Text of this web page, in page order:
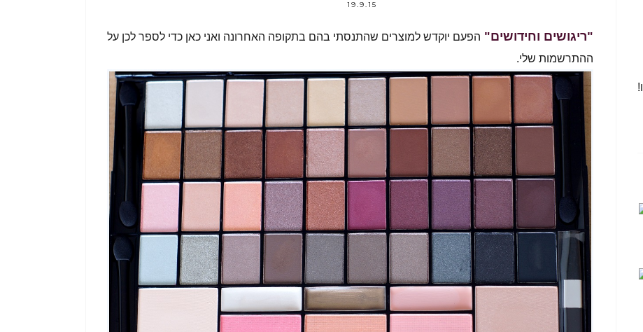
19.9.15
"ריגושים וחידושים" הפעם יוקדש למוצרים שהתנסתי בהם בתקופה האחרונה ואני כאן כדי לספר לכן על
ההתרשמות שלי.